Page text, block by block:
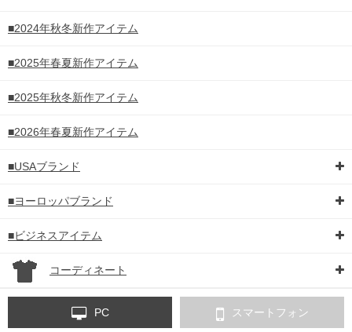
■2024年秋冬新作アイテム
■2025年春夏新作アイテム
■2025年秋冬新作アイテム
■2026年春夏新作アイテム
■USAブランド
■ヨーロッパブランド
■ビジネスアイテム
コーディネート
PC スマートフォン